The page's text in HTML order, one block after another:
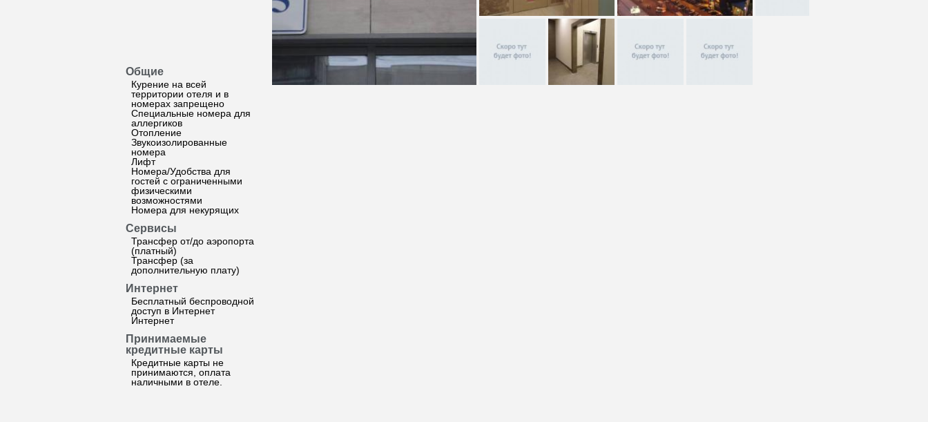
Общие
Курение на всей
территории отеля и в
номерах запрещено
Специальные номера для
аллергиков
Отопление
Звукоизолированные
номера
Лифт
Номера/Удобства для
гостей с ограниченными
физическими
возможностями
Номера для некурящих
Сервисы
Трансфер от/до аэропорта
(платный)
Трансфер (за
дополнительную плату)
Интернет
Бесплатный беспроводной
доступ в Интернет
Интернет
Принимаемые
кредитные карты
Кредитные карты не
принимаются, оплата
наличными в отеле.